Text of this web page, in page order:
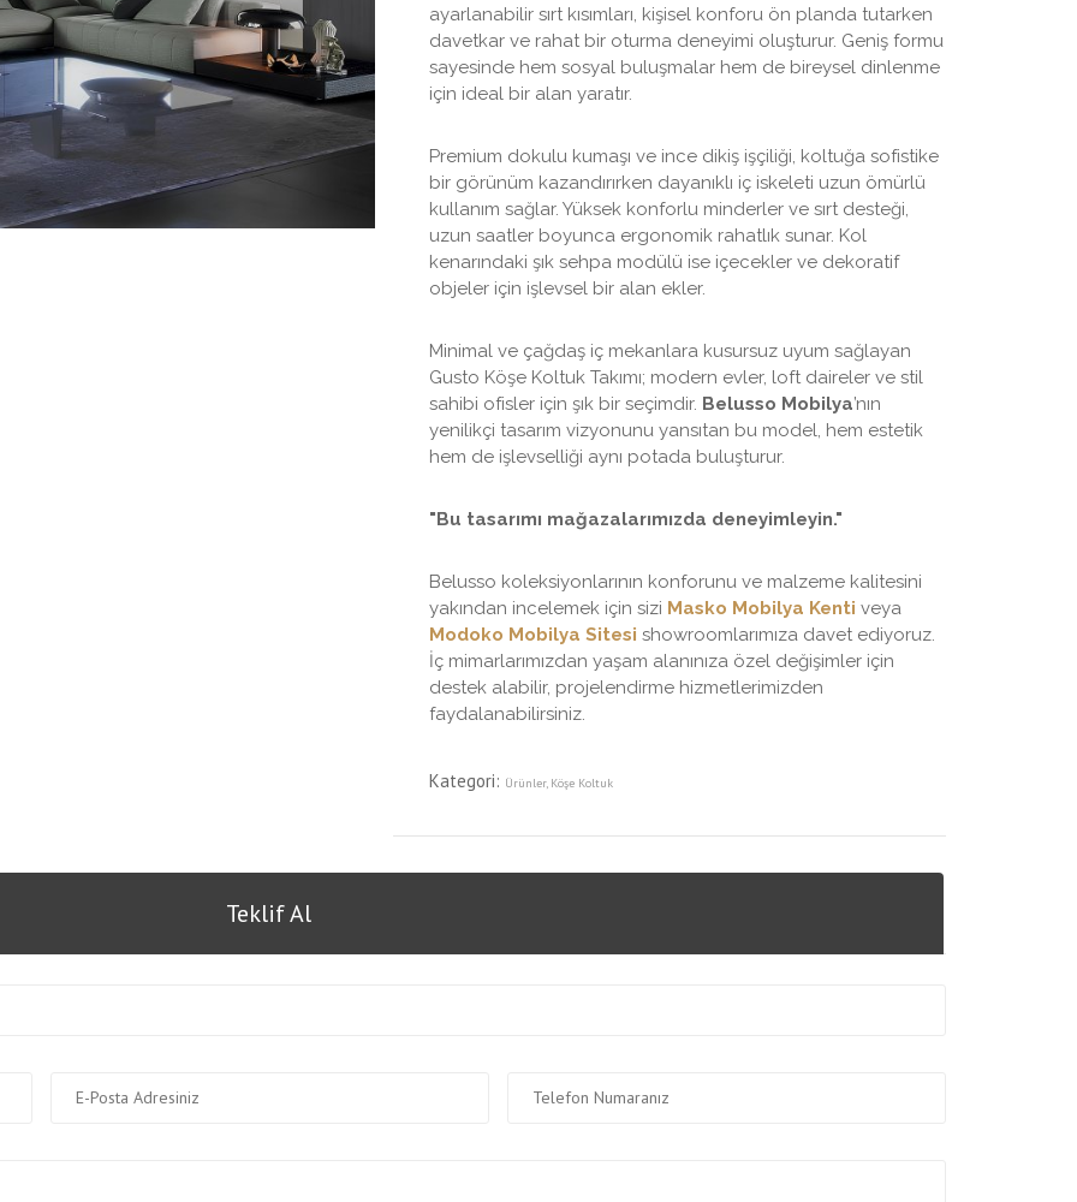
ayarlanabilir sırt kısımları, kişisel konforu ön planda tutarken
davetkar ve rahat bir oturma deneyimi oluşturur. Geniş formu
sayesinde hem sosyal buluşmalar hem de bireysel dinlenme
için ideal bir alan yaratır.
Premium dokulu kumaşı ve ince dikiş işçiliği, koltuğa sofistike
bir görünüm kazandırırken dayanıklı iç iskeleti uzun ömürlü
kullanım sağlar. Yüksek konforlu minderler ve sırt desteği,
uzun saatler boyunca ergonomik rahatlık sunar. Kol
kenarındaki şık sehpa modülü ise içecekler ve dekoratif
objeler için işlevsel bir alan ekler.
Minimal ve çağdaş iç mekanlara kusursuz uyum sağlayan
Gusto Köşe Koltuk Takımı; modern evler, loft daireler ve stil
sahibi ofisler için şık bir seçimdir. Belusso Mobilya’nın
yenilikçi tasarım vizyonunu yansıtan bu model, hem estetik
hem de işlevselliği aynı potada buluşturur.
"Bu tasarımı mağazalarımızda deneyimleyin."
Belusso koleksiyonlarının konforunu ve malzeme kalitesini
yakından incelemek için sizi Masko Mobilya Kenti veya
Modoko Mobilya Sitesi showroomlarımıza davet ediyoruz.
İç mimarlarımızdan yaşam alanınıza özel değişimler için
destek alabilir, projelendirme hizmetlerimizden
faydalanabilirsiniz.
Kategori: Ürünler, Köşe Koltuk
Teklif Al